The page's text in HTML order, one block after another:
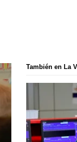
También en La